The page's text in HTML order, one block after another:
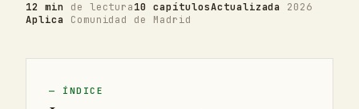
12 min de lectura10 capítulosActualizada
2026
Aplica
Comunidad de Madrid
— ÍNDICE